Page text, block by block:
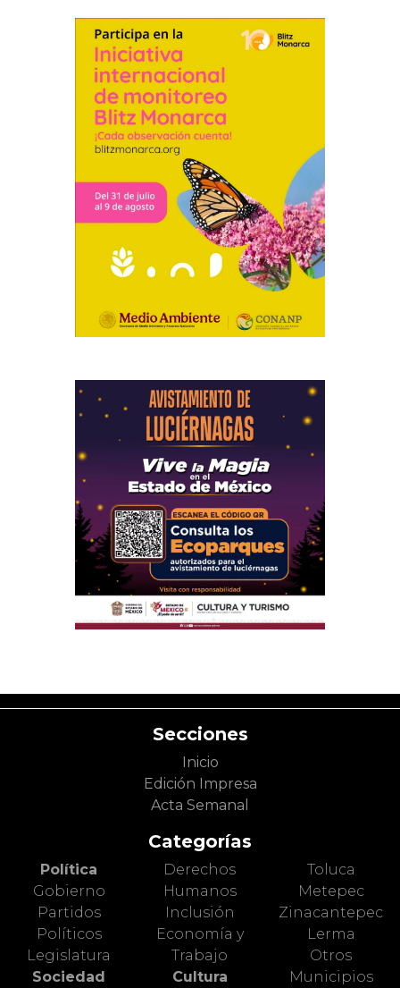
Secciones
Inicio
Edición Impresa
Acta Semanal
Categorías
Política
Gobierno
Partidos
Políticos
Legislatura
Sociedad
Derechos
Humanos
Inclusión
Economía y
Trabajo
Cultura
Toluca
Metepec
Zinacantepec
Lerma
Otros
Municipios